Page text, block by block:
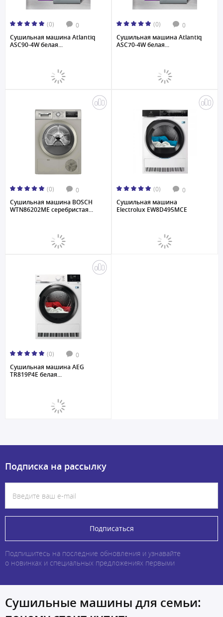
(0) 0
Сушильная машина Atlantiq
ASC90-4W белая...
(0) 0
Сушильная машина Atlantiq
ASC70-4W белая...
(0) 0
Сушильная машина BOSCH
WTN86202ME серебристая...
(0) 0
Сушильная машина
Electrolux EW8D495MCE
(0) 0
Сушильная машина AEG
TR819P4E белая...
Подписка на рассылку
Подписаться
Подпишитесь на последние обновления и узнавайте
о новинках и специальных предложениях первыми
Сушильные машины для семьи: